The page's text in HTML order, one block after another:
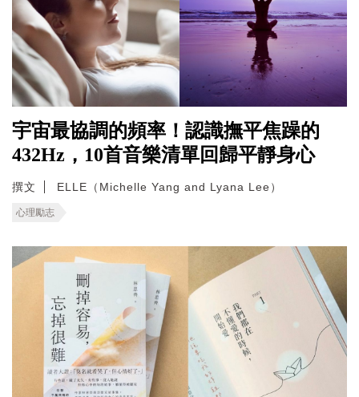
宇宙最協調的頻率！認識撫平焦躁的
432Hz，10首音樂清單回歸平靜身心
撰文 ELLE（Michelle Yang and Lyana Lee）
心理勵志